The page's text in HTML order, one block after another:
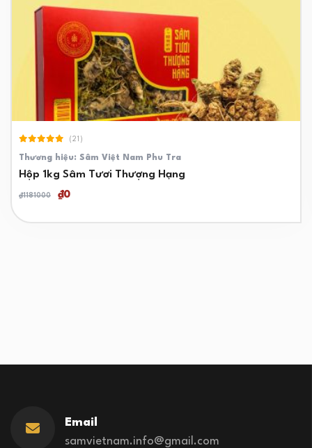
(21)
Thương hiệu: Sâm Việt Nam Phu Tra
Hộp 1kg Sâm Tươi Thượng Hạng
₫1181000 ₫0
Email
samvietnam.info@gmail.com